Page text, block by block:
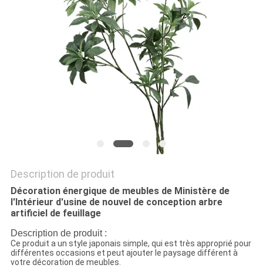
DEMANDEZ
POLITIQUE
DE
CONFIDENTIALITÉ
Description de produit
Décoration énergique de meubles de Ministère de
l'Intérieur d'usine de nouvel de conception arbre
artificiel de feuillage
Description de produit :
Ce produit a un style japonais simple, qui est très approprié pour
différentes occasions et peut ajouter le paysage différent à
votre décoration de meubles.